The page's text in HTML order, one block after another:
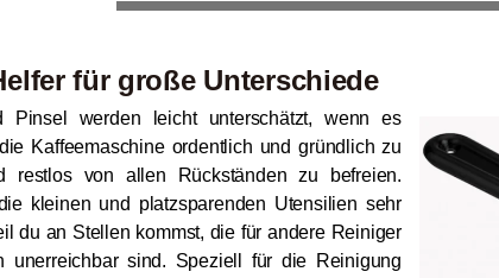
für große Unterschiede
Pinsel werden leicht unterschätzt, wenn es
Kaffeemaschine ordentlich und gründlich zu
restlos von allen Rückständen zu befreien.
kleinen und platzsparenden Utensilien sehr
du an Stellen kommst, die für andere Reiniger
unerreichbar sind. Speziell für die Reinigung